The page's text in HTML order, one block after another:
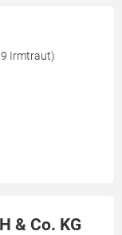
Irmtraut)
& Co. KG